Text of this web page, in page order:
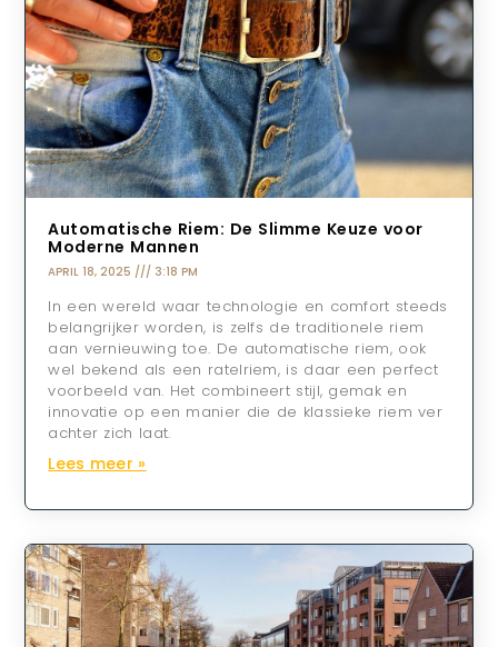
Automatische Riem: De Slimme Keuze voor
Moderne Mannen
APRIL 18, 2025 3:18 PM
In een wereld waar technologie en comfort steeds
belangrijker worden, is zelfs de traditionele riem
aan vernieuwing toe. De automatische riem, ook
wel bekend als een ratelriem, is daar een perfect
voorbeeld van. Het combineert stijl, gemak en
innovatie op een manier die de klassieke riem ver
achter zich laat.
Lees meer »